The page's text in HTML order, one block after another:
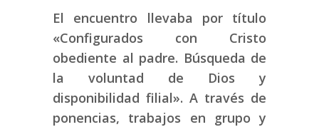
El encuentro llevaba por título
«Configurados con Cristo
obediente al padre. Búsqueda de
la voluntad de Dios y
disponibilidad filial». A través de
ponencias, trabajos en grupo y